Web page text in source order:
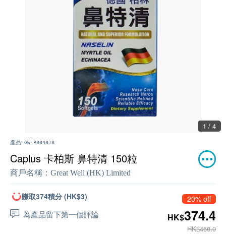
1 / 4
產品: GW_P004010
Caplus 卡柏斯 鼻特清 150粒
商戶名稱： Great Well (HK) Limited
賺取374積分 (HK$3)
為產品留下第一個評論
20% off
HK$374.4
HK$468.0